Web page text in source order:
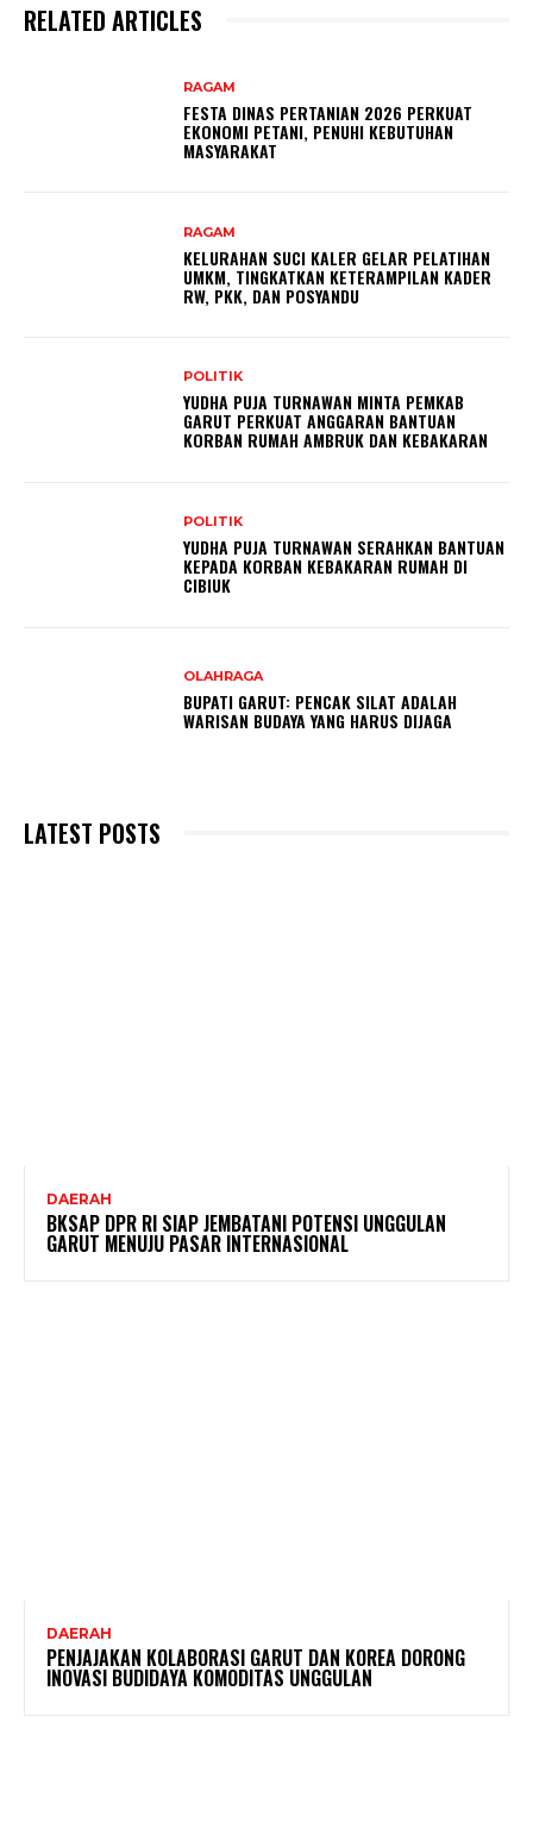
RELATED ARTICLES
RAGAM
FESTA DINAS PERTANIAN 2026 PERKUAT
EKONOMI PETANI, PENUHI KEBUTUHAN
MASYARAKAT
RAGAM
KELURAHAN SUCI KALER GELAR PELATIHAN
UMKM, TINGKATKAN KETERAMPILAN KADER
RW, PKK, DAN POSYANDU
POLITIK
YUDHA PUJA TURNAWAN MINTA PEMKAB
GARUT PERKUAT ANGGARAN BANTUAN
KORBAN RUMAH AMBRUK DAN KEBAKARAN
POLITIK
YUDHA PUJA TURNAWAN SERAHKAN BANTUAN
KEPADA KORBAN KEBAKARAN RUMAH DI
CIBIUK
OLAHRAGA
BUPATI GARUT: PENCAK SILAT ADALAH
WARISAN BUDAYA YANG HARUS DIJAGA
LATEST POSTS
DAERAH
BKSAP DPR RI SIAP JEMBATANI POTENSI UNGGULAN
GARUT MENUJU PASAR INTERNASIONAL
DAERAH
PENJAJAKAN KOLABORASI GARUT DAN KOREA DORONG
INOVASI BUDIDAYA KOMODITAS UNGGULAN